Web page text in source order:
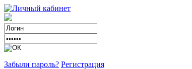
Забыли пароль? Регистрация